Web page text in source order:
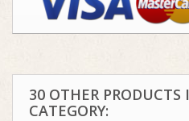
30 OTHER
CATEGORY: